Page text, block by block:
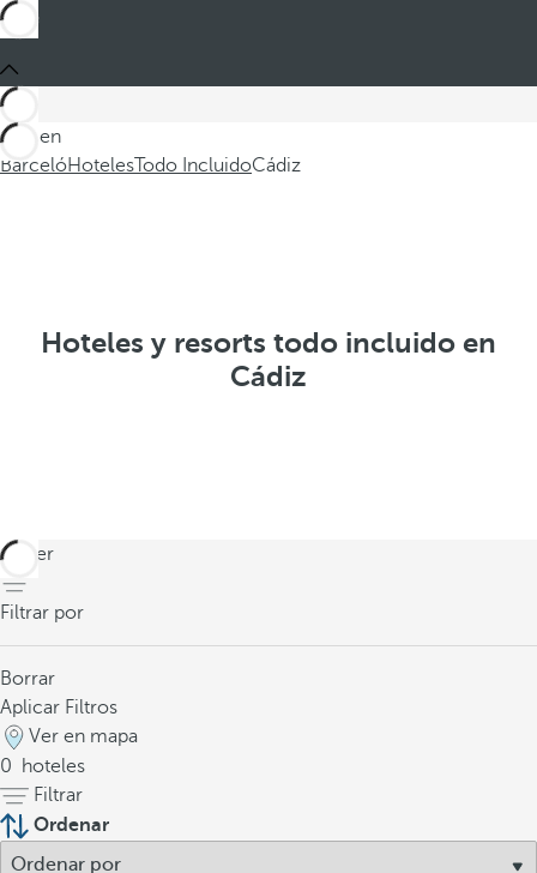
Está en
BarcelóHotelesTodo IncluidoCádiz
Hoteles y resorts todo incluido en
Cádiz
volver
Filtrar por
Borrar
Aplicar Filtros
Ver en mapa
0
hoteles
Filtrar
Ordenar